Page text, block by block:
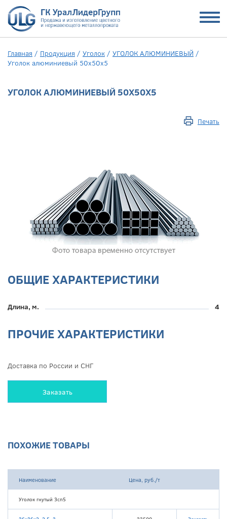
Главная / Продукция / Уголок / УГОЛОК АЛЮМИНИЕВЫЙ /
Уголок алюминиевый 50х50х5
УГОЛОК АЛЮМИНИЕВЫЙ 50Х50Х5
Печать
ОБЩИЕ ХАРАКТЕРИСТИКИ
Длина, м. 4
ПРОЧИЕ ХАРАКТЕРИСТИКИ
Доставка по России и СНГ
Заказать
ПОХОЖИЕ ТОВАРЫ
Наименование Цена, руб./т
Уголок гнутый 3сп5